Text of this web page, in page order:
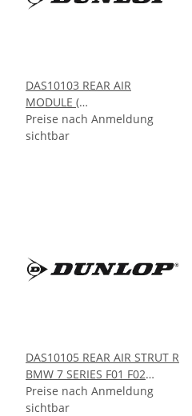
DAS10103 REAR AIR
MODULE (
DAS10032/DAS10033) BMW
7 SERIES E65 E66 Chassis
Preise nach Anmeldung
sichtbar
DAS10105 REAR AIR STRUT R
BMW 7 SERIES F01 F02
Chassis 2009-2015
Preise nach Anmeldung
sichtbar